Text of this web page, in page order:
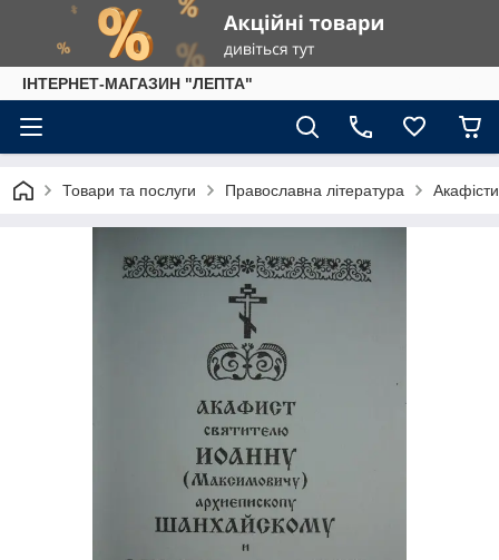
IНТЕРНЕТ-МАГАЗИН "ЛЕПТА"
Товари та послуги Православна література